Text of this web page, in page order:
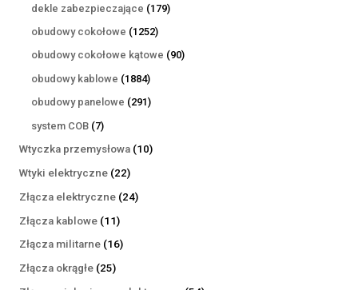
produktów
dekle zabezpieczające 179179
obudowy cokołowe 12521252
produkty
obudowy cokołowe kątowe 9090
obudowy kablowe 18841884
produkty
obudowy panelowe 291291
system COB 77
produktów
Wtyczka przemysłowa 1010
Wtyki elektryczne 2222
produkty
Złącza elektryczne 2424
Złącza kablowe 1111
produktów
Złącza militarne 1616
Złącza okrągłe 2525
produktów